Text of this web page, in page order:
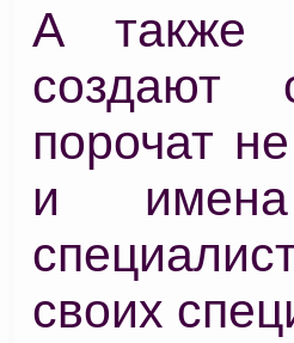
А также
создают
порочат
и имена
своих